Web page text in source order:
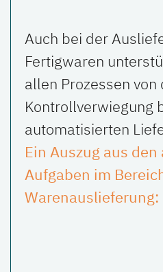
Auch bei der
Fertigwaren
allen Prozessen von
Kontrollverwiegung
automatisierten
Ein Auszug aus
Aufgaben im
Warenauslieferung: